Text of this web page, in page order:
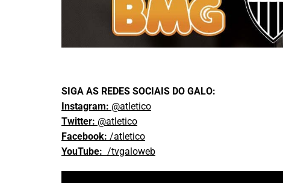
SIGA AS REDES SOCIAIS DO GALO:
Instagram: @atletico
Twitter: @atletico
Facebook: /atletico
YouTube: /tvgaloweb